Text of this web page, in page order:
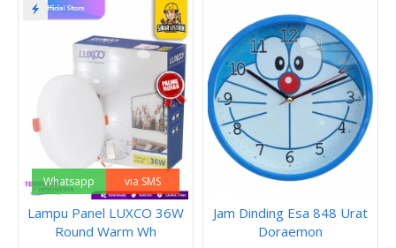
Whatsapp via SMS
Lampu Panel LUXCO 36W
Round Warm Wh
Jam Dinding Esa 848 Urat
Doraemon